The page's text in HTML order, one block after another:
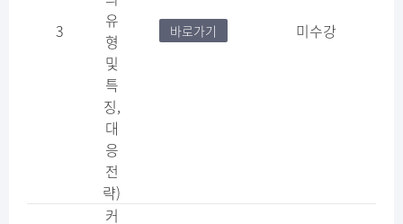
3
유
형
및
특
징​,
대
응
전
략)
바로가기 미수강
커